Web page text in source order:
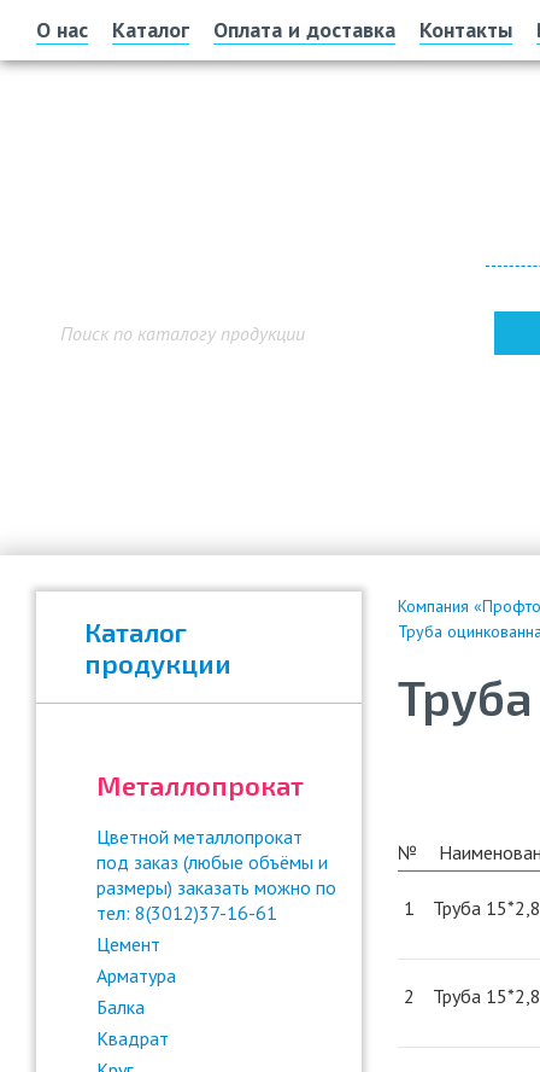
О нас Каталог Оплата и доставка Контакты
Каталог
продукции
Металлопрокат
Цветной металлопрокат
под заказ (любые объёмы и
размеры) заказать можно по
тел: 8(3012)37-16-61
Цемент
Арматура
Балка
Квадрат
Компания
Труба
№
1 Труба
2 Труба